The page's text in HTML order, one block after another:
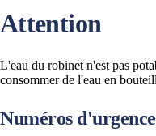
Attention
L'eau du robinet n'est pas
consommer de l'eau en
Numéros